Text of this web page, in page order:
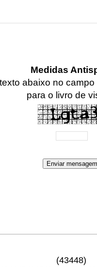
Medidas
abaixo no
para o livro de
(43448)